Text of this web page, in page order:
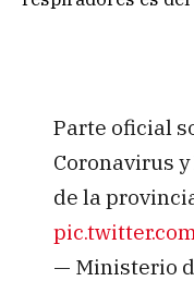
Parte oficial
Coronavirus
de la
— Ministerio